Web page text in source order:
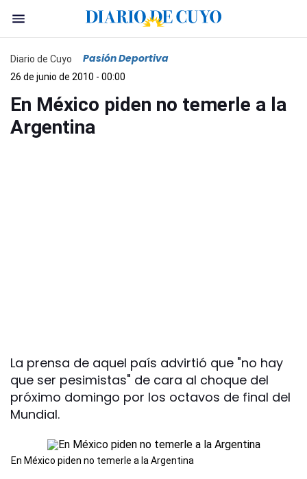
Diario de Cuyo Pasión Deportiva
26 de junio de 2010 - 00:00
En México piden no temerle a la
Argentina
La prensa de aquel país advirtió que "no hay
que ser pesimistas" de cara al choque del
próximo domingo por los octavos de final del
Mundial.
En México piden no temerle a la Argentina